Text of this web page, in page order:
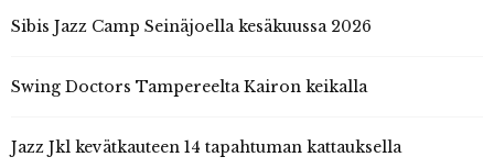
Sibis Jazz Camp Seinäjoella kesäkuussa 2026
Swing Doctors Tampereelta Kairon keikalla
Jazz Jkl kevätkauteen 14 tapahtuman kattauksella